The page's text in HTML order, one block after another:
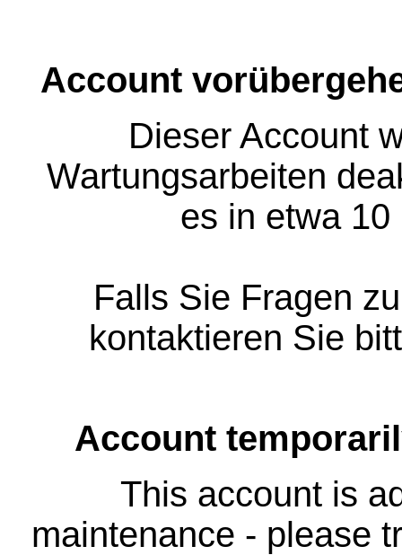
Account
Dieser Account
Wartungsarbeiten
es in etwa
Falls Sie Fragen
kontaktieren Sie
Account
This account is
maintenance - please